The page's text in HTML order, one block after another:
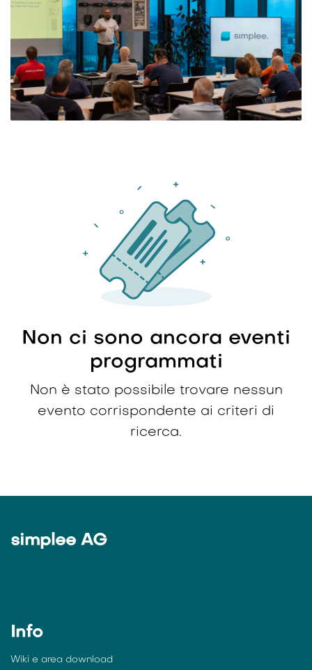
Non ci sono ancora eventi
programmati
Non è stato possibile trovare nessun
evento corrispondente ai criteri di
ricerca.
simplee AG
Info
Wiki e area download